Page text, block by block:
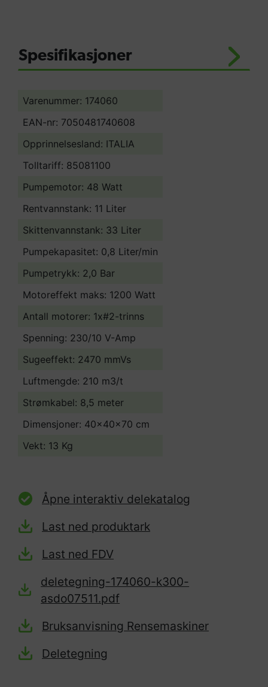
Varenummer: 174060
EAN-nr: 7050481740608
Opprinnelsesland: ITALIA
Tolltariff: 85081100
Pumpemotor: 48 Watt
Rentvannstank: 11 Liter
Skittenvannstank: 33 Liter
Pumpekapasitet: 0,8 Liter/min
Pumpetrykk: 2,0 Bar
Motoreffekt maks: 1200 Watt
Antall motorer: 1x#2-trinns
Spenning: 230/10 V-Amp
Sugeeffekt: 2470 mmVs
Luftmengde: 210 m3/t
Strømkabel: 8,5 meter
Dimensjoner: 40x40x70 cm
Vekt: 13 Kg
Åpne interaktiv delekatalog
Last ned produktark
Last ned FDV
deletegning-174060-k300-
asdo07511.pdf
Bruksanvisning Rensemaskiner
Deletegning
eller til privat bruk. Rensemaskinen er
utrustet med en kraftig to-trinns
1400 Watt maks.
Spesifikasjoner